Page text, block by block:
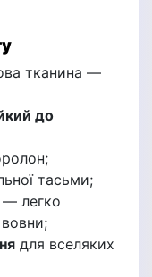
тканина —
до
тасьми;
— легко
для вселяких